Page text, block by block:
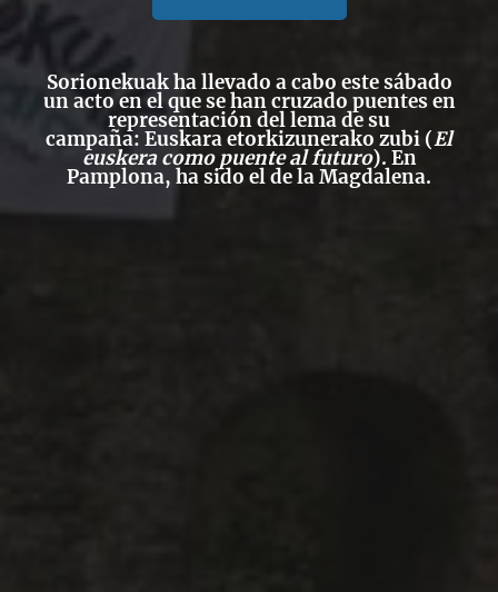
Sorionekuak ha llevado a cabo este sábado
un acto en el que se han cruzado puentes en
representación del lema de su
campaña: Euskara etorkizunerako zubi (El
euskera como puente al futuro). En
Pamplona, ha sido el de la Magdalena.